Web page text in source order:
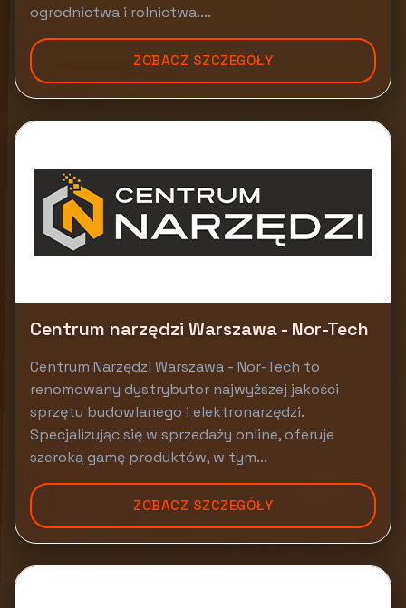
ogrodnictwa i rolnictwa....
ZOBACZ SZCZEGÓŁY
Centrum narzędzi Warszawa - Nor-Tech
Centrum Narzędzi Warszawa - Nor-Tech to
renomowany dystrybutor najwyższej jakości
sprzętu budowlanego i elektronarzędzi.
Specjalizując się w sprzedaży online, oferuje
szeroką gamę produktów, w tym...
ZOBACZ SZCZEGÓŁY